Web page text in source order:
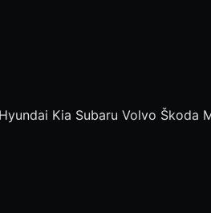
Hyundai Kia Subaru Volvo Škoda